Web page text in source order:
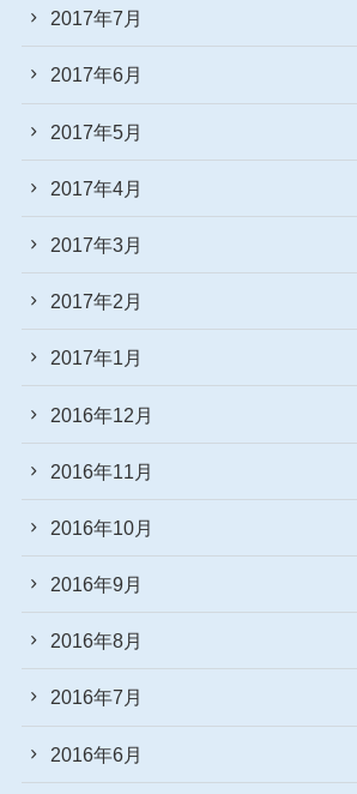
2017年7月
2017年6月
2017年5月
2017年4月
2017年3月
2017年2月
2017年1月
2016年12月
2016年11月
2016年10月
2016年9月
2016年8月
2016年7月
2016年6月